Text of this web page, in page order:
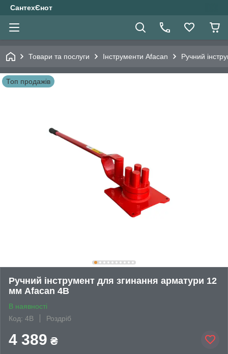
СантехЄнот
Товари та послуги Інструменти Afacan Ручний
Топ продажів
Ручний інструмент для згинання арматури 12
мм Afacan 4B
В наявності
Код: 4B
Роздріб
4 389 ₴